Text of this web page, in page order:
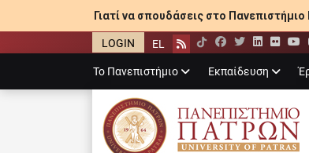
Γιατί να σπουδάσεις στο
LOGIN EL Rss Facebook
Twitter
menu
Το Πανεπιστήμιο Εκπαίδευση